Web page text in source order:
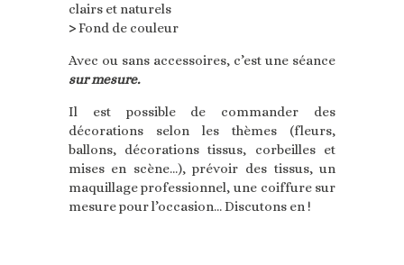
clairs et naturels
>Fond de couleur
Avec ou sans accessoires, c’est une séance
sur mesure.
Il est possible de commander des
décorations selon les thèmes (fleurs,
ballons, décorations tissus, corbeilles et
mises en scène…), prévoir des tissus, un
maquillage professionnel, une coiffure sur
mesure pour l’occasion… Discutons en !